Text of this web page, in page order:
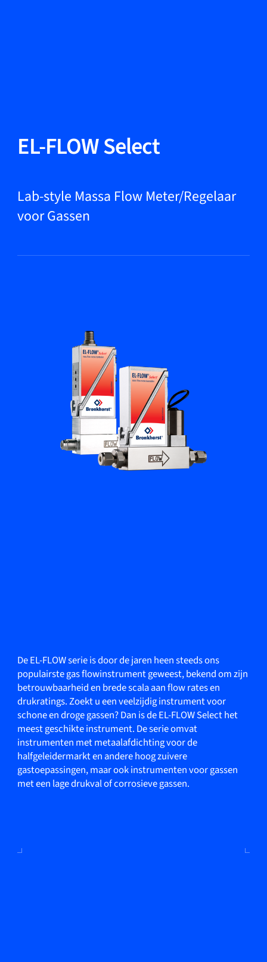
Producten
Markets
Bronkhorst
Neem contact op
EL-FLOW Select
Lab-style Massa Flow Meter/Regelaar
voor Gassen
De EL-FLOW serie is door de jaren heen steeds ons
populairste gas flowinstrument geweest, bekend om zijn
betrouwbaarheid en brede scala aan flow rates en
drukratings. Zoekt u een veelzijdig instrument voor
schone en droge gassen? Dan is de EL-FLOW Select het
meest geschikte instrument. De serie omvat
instrumenten met metaalafdichting voor de
halfgeleidermarkt en andere hoog zuivere
gastoepassingen, maar ook instrumenten voor gassen
met een lage drukval of corrosieve gassen.